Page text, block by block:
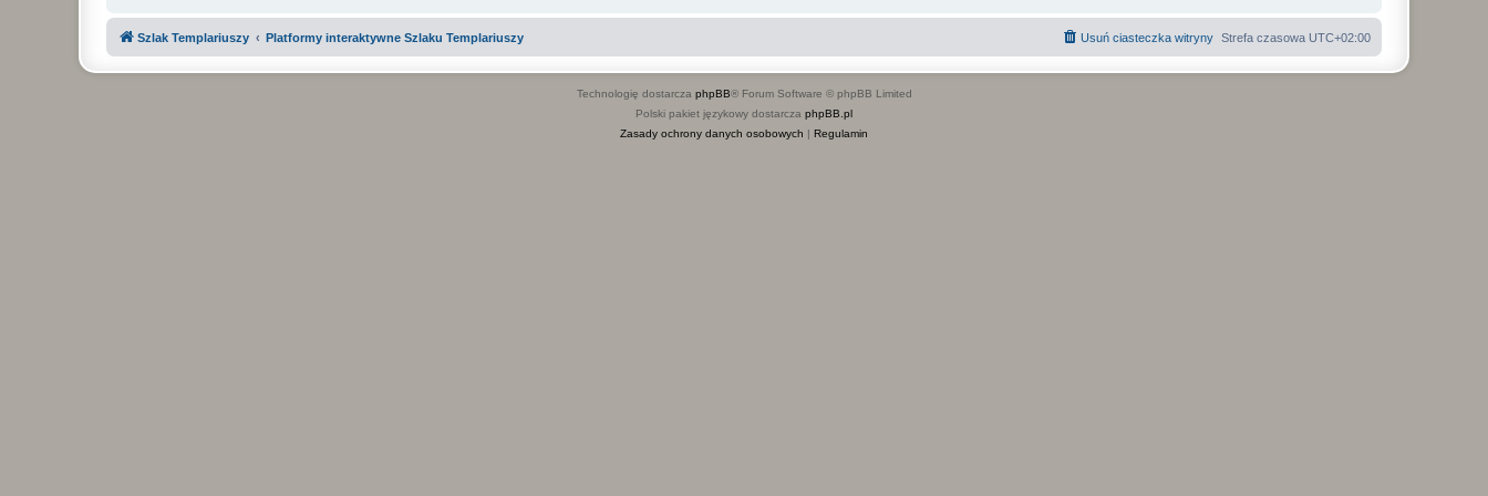
Szlak Templariuszy Platformy interaktywne Szlaku Templariuszy Strefa czasowa UTC+02:00
Usuń ciasteczka witryny
Technologię dostarcza phpBB® Forum Software © phpBB Limited
Polski pakiet językowy dostarcza phpBB.pl
Zasady ochrony danych osobowych | Regulamin